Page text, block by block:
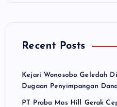
s
Recent Posts
Kejari Wonosobo Geledah
Dugaan Penyimpangan
PT Praba Mas Hill Gerak